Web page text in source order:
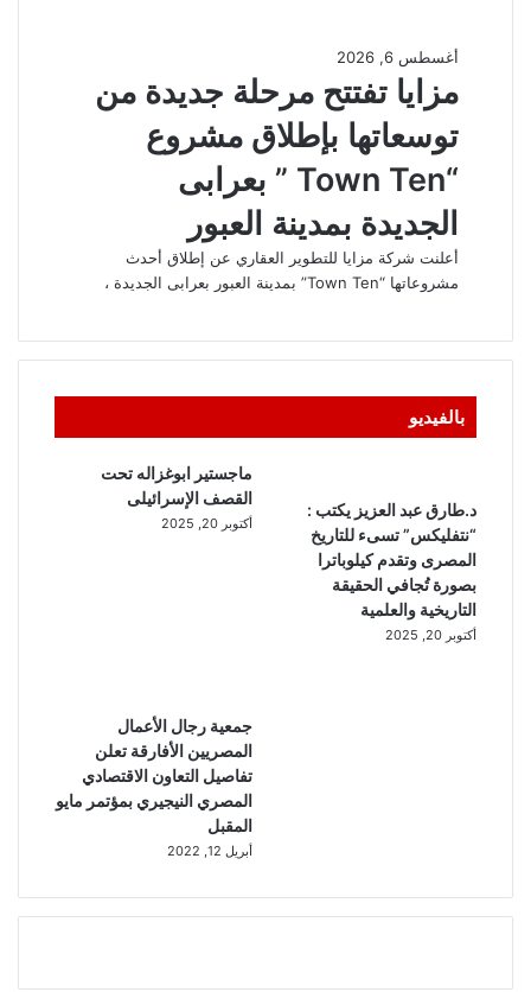
بالفيديو
ماجستير ابوغزاله تحت
القصف الإسرائيلى
أكتوبر 20, 2025
د.طارق عبد العزيز يكتب :
“نتفليكس” تسىء للتاريخ
المصرى وتقدم كيلوباترا
بصورة تُجافي الحقيقة
التاريخية والعلمية
أكتوبر 20, 2025
جمعية رجال الأعمال
المصريين الأفارقة تعلن
تفاصيل التعاون الاقتصادي
المصري النيجيري بمؤتمر مايو
المقبل
أبريل 12, 2022